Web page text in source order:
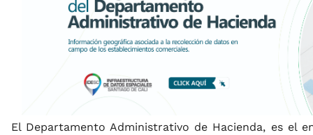
El Departamento Administrativo de Hacienda, es el